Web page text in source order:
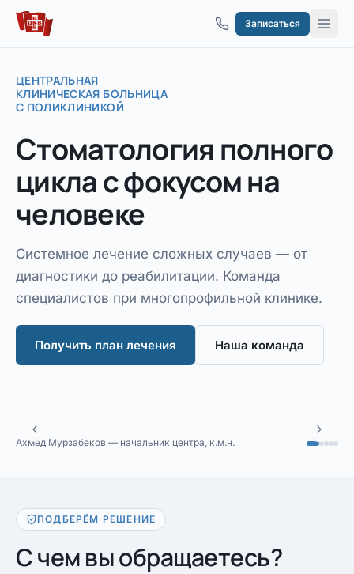
Перейти к содержимому
Записаться
ЦЕНТРАЛЬНАЯ
КЛИНИЧЕСКАЯ БОЛЬНИЦА
С ПОЛИКЛИНИКОЙ
Стоматология полного
циклас фокусом на
человеке
Системное лечение сложных случаев — от
диагностики до реабилитации. Команда
специалистов при многопрофильной клинике.
Получить план лечения Наша команда
Ахмед Мурзабеков — начальник центра, к.м.н.
ПОДБЕРЁМ РЕШЕНИЕ
С чем вы обращаетесь?